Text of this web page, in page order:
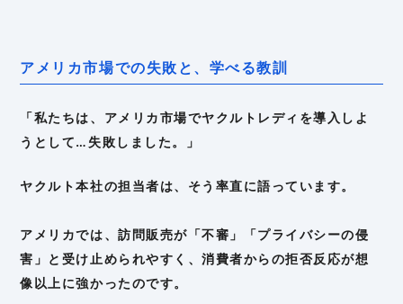
アメリカ市場での失敗と、学べる教訓
「私たちは、アメリカ市場でヤクルトレディを導入しよ
うとして…失敗しました。」
ヤクルト本社の担当者は、そう率直に語っています。
アメリカでは、訪問販売が「不審」「プライバシーの侵
害」と受け止められやすく、消費者からの拒否反応が想
像以上に強かったのです。